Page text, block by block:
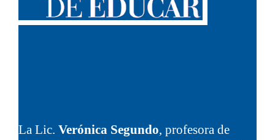
La Lic. Verónica Segundo, profesora de